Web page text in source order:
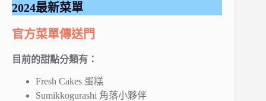
2024最新菜單
官方菜單傳送門
目前的甜點分類有：
Fresh Cakes 蛋糕
Sumikkogurashi 角落小夥伴